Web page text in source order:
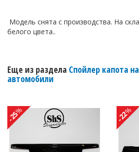
Модель снята с производства. На
белого цвета..
Еще из раздела Спойлер капота
автомобили
-25
% -22
%